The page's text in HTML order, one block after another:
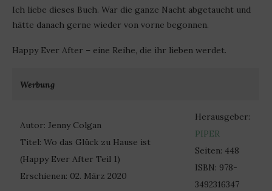
Ich liebe dieses Buch. War die ganze Nacht abgetaucht und
hätte danach gerne wieder von vorne begonnen.
Happy Ever After – eine Reihe, die ihr lieben werdet.
Werbung
Autor: Jenny Colgan
Titel: Wo das Glück zu Hause ist
(Happy Ever After Teil 1)
Erschienen: 02. März 2020
Herausgeber:
PIPER
Seiten: 448
ISBN: 978-
3492316347